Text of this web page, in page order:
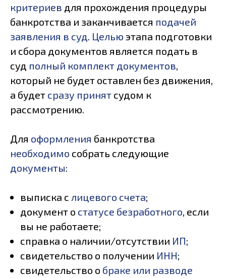
критериев для прохождения процедуры
банкротства и заканчивается подачей
заявления в суд. Целью этапа подготовки
и сбора документов является подать в
суд полный комплект документов,
который не будет оставлен без движения,
а будет сразу принят судом к
рассмотрению.
Для оформления банкротства
необходимо собрать следующие
документы:
выписка с лицевого счета;
документ о статусе безработного, если
вы не работаете;
справка о наличии/отсутствии ИП;
свидетельство о получении ИНН;
свидетельство о браке или разводе